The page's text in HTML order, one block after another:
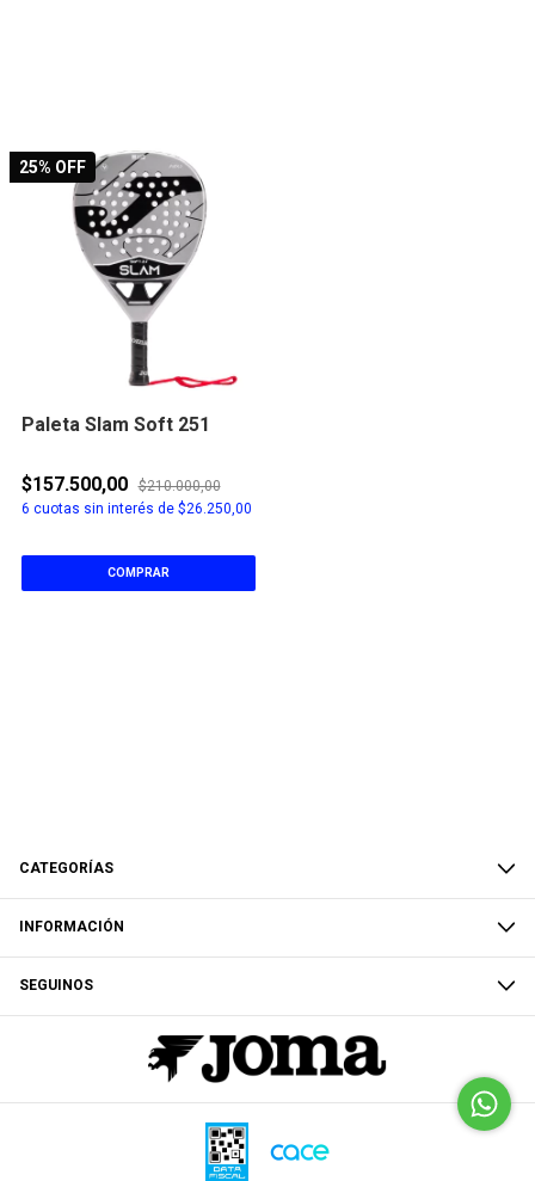
25% OFF
Paleta Slam Soft 251
$157.500,00
$210.000,00
6 cuotas sin interés de $26.250,00
COMPRAR
CATEGORÍAS
INFORMACIÓN
SEGUINOS